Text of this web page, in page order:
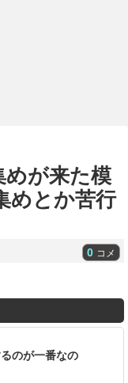
めが来た模
めとか苦行
0 コメ
のが一番なの